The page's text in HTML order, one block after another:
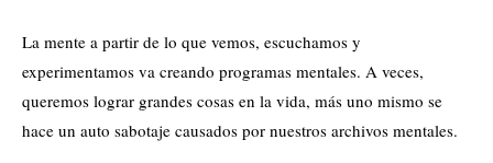
La mente a partir de lo que vemos, escuchamos y
experimentamos va creando programas mentales. A veces,
queremos lograr grandes cosas en la vida, más uno mismo se
hace un auto sabotaje causados por nuestros archivos mentales.